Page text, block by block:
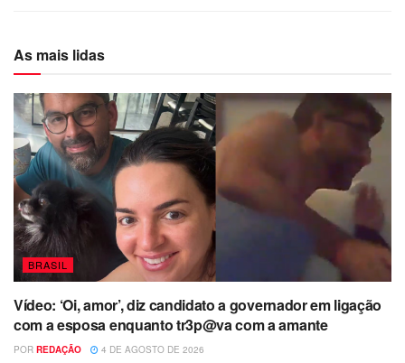
As mais lidas
BRASIL
Vídeo: ‘Oi, amor’, diz candidato a governador em ligação
com a esposa enquanto tr3p@va com a amante
POR REDAÇÃO 4 DE AGOSTO DE 2026